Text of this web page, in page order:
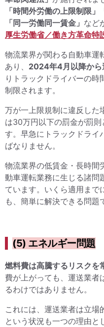
「時間外労働の上限制限」
「同一労働同一賃金」 など
厚生労働省／働き方革命特
物流業界が関わる自動車運
あり、 2024年4月以降から
りトラックドライバーの
制限されます。
万が一上限規制に違反した
は30万円以下の罰⾦が罰
す。早急にトラックドライ
ばなりません。
物流業界の低賃金・長時間
動車運転業務に生じる諸問
ています。いくら適用まで
も、簡単に解決できる問題
(5) エネルギー問題
燃料費は高騰するリスクを
費が上がっても、運送業者
るわけではありません。
これには、運送業者は立場
という状況も一つの理由と